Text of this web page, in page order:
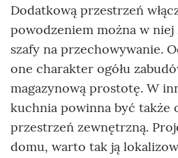
Dodatkową przestrzeń
powodzeniem można w
szafy na przechowywanie.
one charakter ogółu
magazynową prostotę. W
kuchnia powinna być także
przestrzeń zewnętrzną.
domu, warto tak ją